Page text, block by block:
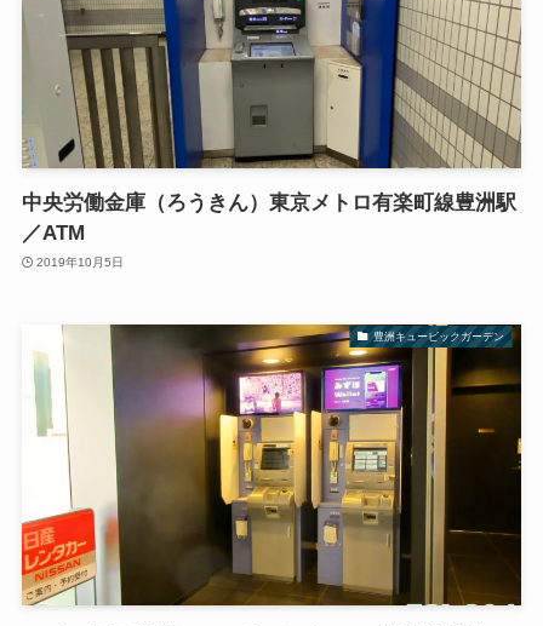
中央労働金庫（ろうきん）東京メトロ有楽町線豊洲駅
／ATM
2019年10月5日
豊洲キュービックガーデン